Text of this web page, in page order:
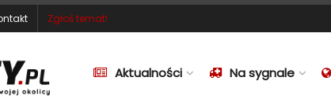
Zgłoś temat!
Aktualności Na sygnale